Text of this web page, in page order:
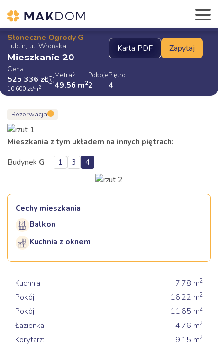
Słoneczne Ogrody G
Lublin, ul. Wrońska
Mieszkanie 20
Cena
525 336 zł
10 600zł/m2
Metraż
49.56 m2
Pokoje
2
Piętro
4
Rezerwacja
Mieszkania z tym układem na innych piętrach:
Budynek G 1 3 4
Cechy mieszkania
Balkon
Kuchnia z oknem
Kuchnia: 7.78 m2
Pokój: 16.22 m2
Pokój: 11.65 m2
Łazienka: 4.76 m2
Korytarz: 9.15 m2